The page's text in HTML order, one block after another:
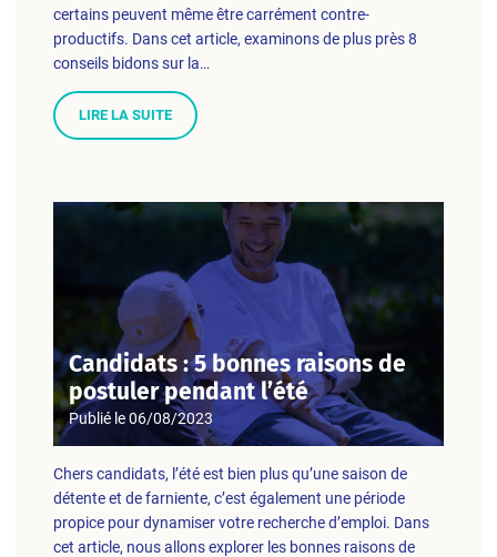
certains peuvent même être carrément contre-
productifs. Dans cet article, examinons de plus près 8
conseils bidons sur la…
LIRE LA SUITE
Candidats : 5 bonnes raisons de
postuler pendant l’été
Publié le06/08/2023
Chers candidats, l’été est bien plus qu’une saison de
détente et de farniente, c’est également une période
propice pour dynamiser votre recherche d’emploi. Dans
cet article, nous allons explorer les bonnes raisons de